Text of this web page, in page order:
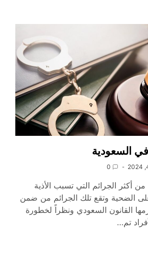
السعودية
0
أكثر الجرائم التي تسبب الأذية
على الضحية وتقع تلك الجرائم من ضمن
القانون السعودي ونظراً لخطورة
تم…